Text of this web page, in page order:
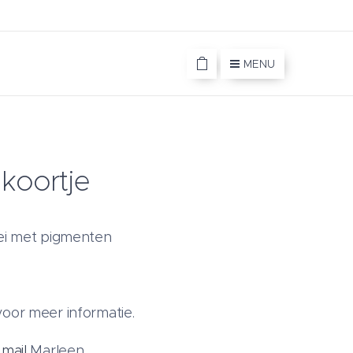
MENU
met pigmenten
meer informatie.